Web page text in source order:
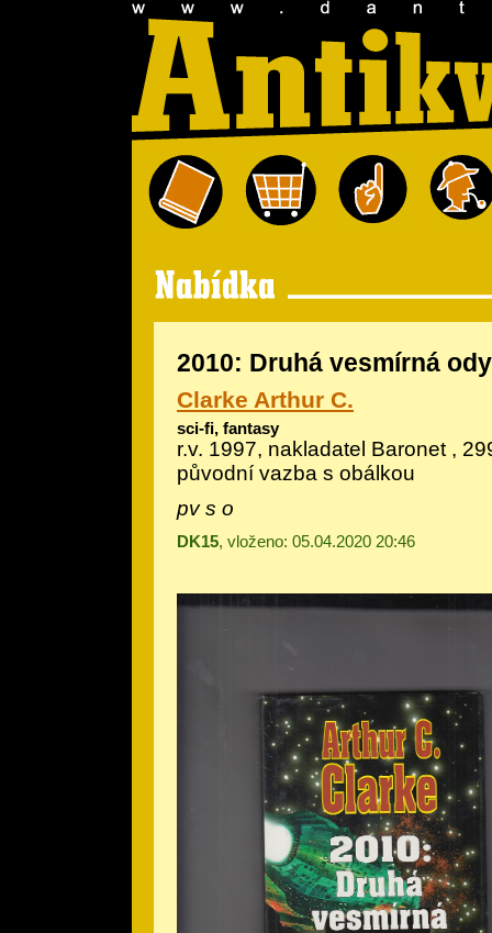
2010: Druhá vesmírná
Clarke Arthur C.
sci-fi, fantasy
r.v. 1997, nakladatel Baronet ,
původní vazba s obálkou
pv s o
DK15, vloženo: 05.04.2020 20:46